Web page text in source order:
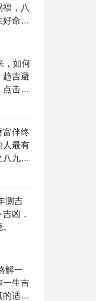
，八
好命
，如何
趋吉避
点击此
富伴终
人最有
八九是
您的
测吉
凶，
解一
一生吉
的适合